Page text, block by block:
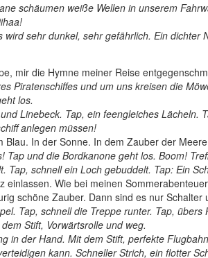
schäumen weiße Wellen in unserem
sehr dunkel, sehr gefährlich. Ein
mir die Hymne meiner Reise
Piratenschiffes und um uns kreisen die
los.
Linebeck. Tap, ein feengleiches
anlegen müssen!
In der Sonne. In dem Zauber der
und die Bordkanone geht los. Boom!
Tap, schnell ein Loch gebuddelt. Tap: Ein
einlassen. Wie bei meinen
schöne Zauber. Dann sind es nur
Tap, schnell die Treppe runter. Tap, übers
Stift, Vorwärtsrolle und weg.
in der Hand. Mit dem Stift, perfekte
kann. Schneller Strich, ein flotter